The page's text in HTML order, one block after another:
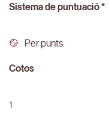
Sistema de puntuació *
Per punts
Cotos
1